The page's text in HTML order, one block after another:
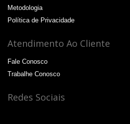
Metodologia
Política de Privacidade
Atendimento Ao Cliente
Fale Conosco
Trabalhe Conosco
Redes Sociais